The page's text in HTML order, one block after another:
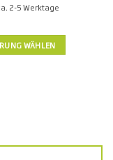
2-5 Werktage
WÄHLEN